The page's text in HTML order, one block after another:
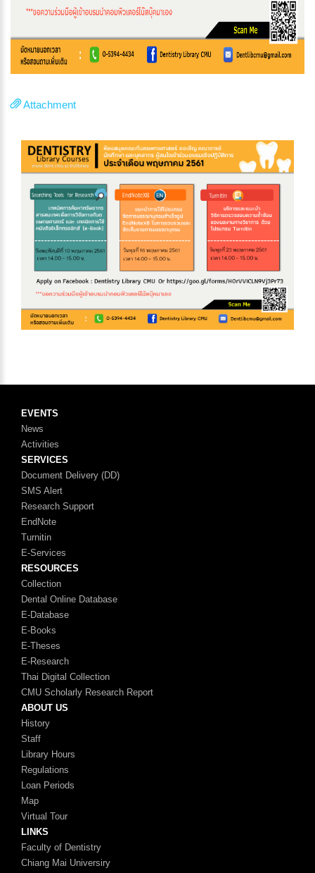
Attachment
EVENTS
News
Activities
SERVICES
Document Delivery (DD)
SMS Alert
Research Support
EndNote
Turnitin
E-Services
RESOURCES
Collection
Dental Online Database
E-Database
E-Books
E-Theses
E-Research
Thai Digital Collection
CMU Scholarly Research Report
ABOUT US
History
Staff
Library Hours
Regulations
Loan Periods
Map
Virtual Tour
LINKS
Faculty of Dentistry
Chiang Mai Universiry